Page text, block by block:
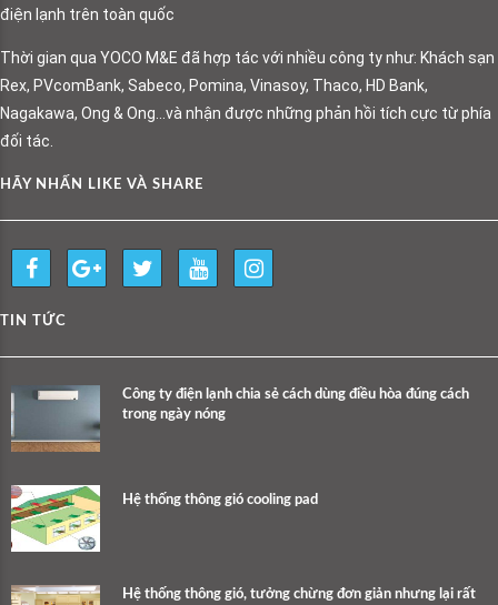
điện lạnh trên toàn quốc
Thời gian qua YOCO M&E đã hợp tác với nhiều công ty như: Khách sạn
Rex, PVcomBank, Sabeco, Pomina, Vinasoy, Thaco, HD Bank,
Nagakawa, Ong & Ong…và nhận được những phản hồi tích cực từ phía
đối tác.
HÃY NHẤN LIKE VÀ SHARE
TIN TỨC
Công ty điện lạnh chia sẻ cách dùng điều hòa đúng cách
trong ngày nóng
Hệ thống thông gió cooling pad
Hệ thống thông gió, tưởng chừng đơn giản nhưng lại rất